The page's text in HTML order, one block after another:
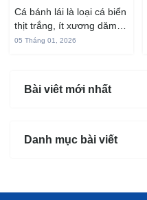
cá bánh lái
Cá bánh lái là loại cá biển
thịt trắng, ít xương dăm,
vị ngọt và rất dễ ăn khi
thể...
05 Tháng 01, 2026
Bài viêt mới nhất
Danh mục bài viết